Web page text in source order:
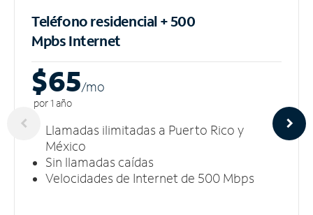
Teléfono residencial + 500
MpbsInternet
$65/mo
por 1 año
Llamadas ilimitadas a Puerto Rico y
México
Sin llamadas caídas
Velocidades de Internet de 500 Mbps